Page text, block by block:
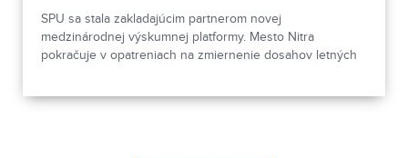
SPU sa stala zakladajúcim partnerom novej
medzinárodnej výskumnej platformy. Mesto Nitra
pokračuje v opatreniach na zmiernenie dosahov letných